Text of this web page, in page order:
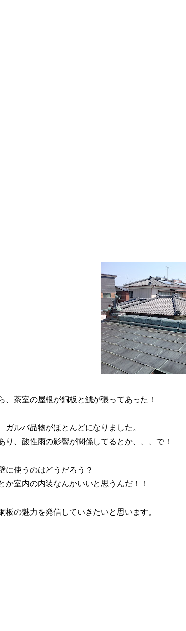
、茶室の屋根が銅板と鯱が張ってあった！
ルバ品物がほとんどになりました。
り、酸性雨の影響が関係してるとか、、、で！
に使うのはどうだろう？
室内の内装なんかいいと思うんだ！！
の魅力を発信していきたいと思います。